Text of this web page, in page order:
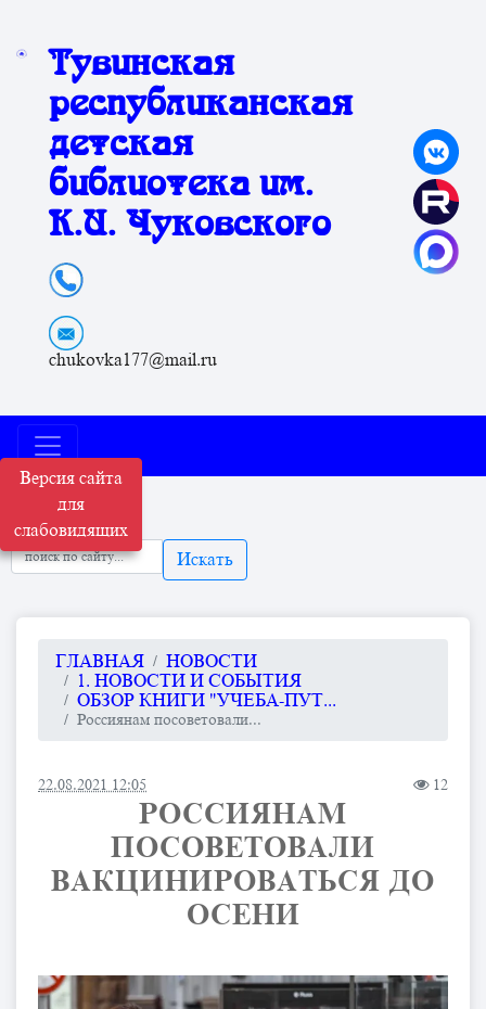
Версия сайта
для
слабовидящих
Тувинская
республиканская
детская
библиотека им.
К.И. Чуковского
chukovka177@mail.ru
Искать
ГЛАВНАЯ
НОВОСТИ
1. НОВОСТИ И СОБЫТИЯ
ОБЗОР КНИГИ "УЧЕБА-ПУТ...
Россиянам посоветовали...
22.08.2021 12:05 12
РОССИЯНАМ
ПОСОВЕТОВАЛИ
ВАКЦИНИРОВАТЬСЯ ДО
ОСЕНИ